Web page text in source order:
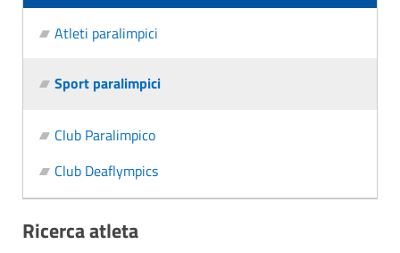
Atleti paralimpici
Sport paralimpici
Club Paralimpico
Club Deaflympics
Ricerca atleta